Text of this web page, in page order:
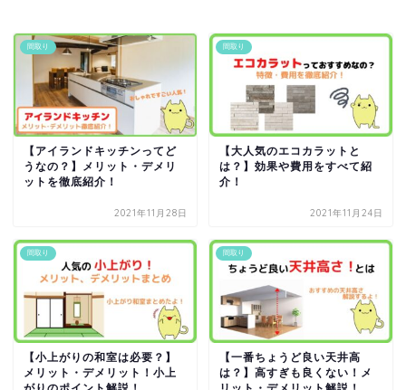
間取り
【アイランドキッチンってど
うなの？】メリット・デメリ
ットを徹底紹介！
2021年11月28日
間取り
【大人気のエコカラットと
は？】効果や費用をすべて紹
介！
2021年11月24日
間取り
【小上がりの和室は必要？】
メリット・デメリット！小上
間取り
【一番ちょうど良い天井高
は？】高すぎも良くない！メ